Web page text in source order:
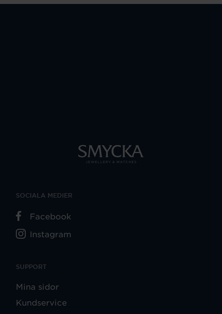
SUPPORT
Mina sidor
Kundservice
SOCIALA MEDIER
Facebook
Instagram